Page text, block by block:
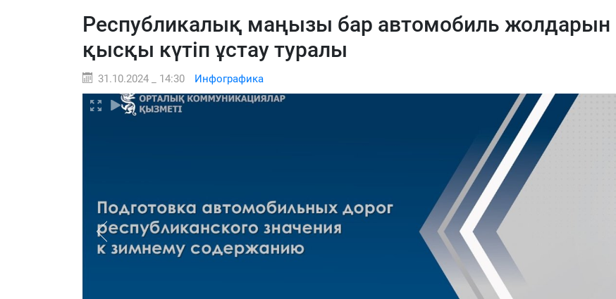
Республикалық маңызы бар автомобиль жолдарын
қысқы күтіп ұстау туралы
31.10.2024 _ 14:30 Инфографика